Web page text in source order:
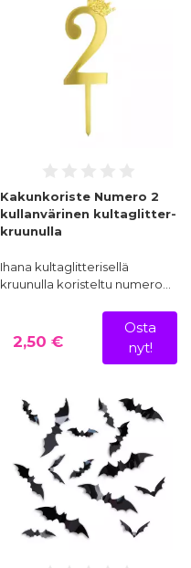
Kakunkoriste Numero 2
kullanvärinen kultaglitter-
kruunulla
Ihana kultaglitterisellä
kruunulla koristeltu numero…
2,50 €
Osta
nyt!